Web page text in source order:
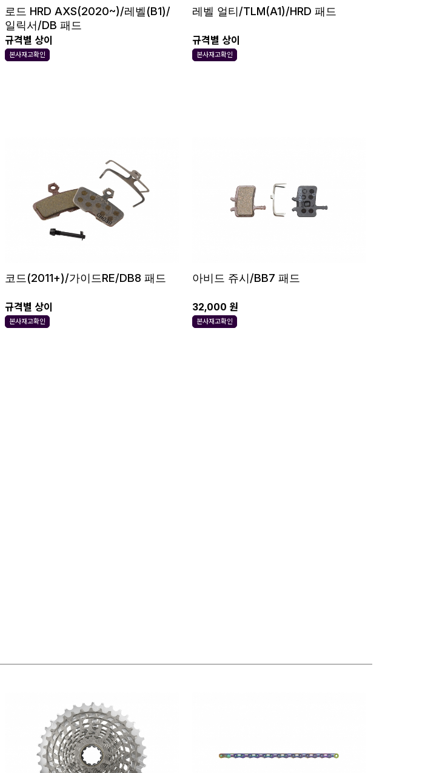
로드 HRD AXS(2020~)/레벨(B1)/
일릭서/DB 패드
규격별 상이
본사재고확인
레벨 얼티/TLM(A1)/HRD 패드
규격별 상이
본사재고확인
코드(2011+)/가이드RE/DB8 패드
규격별 상이
본사재고확인
아비드 쥬시/BB7 패드
32,000 원
본사재고확인